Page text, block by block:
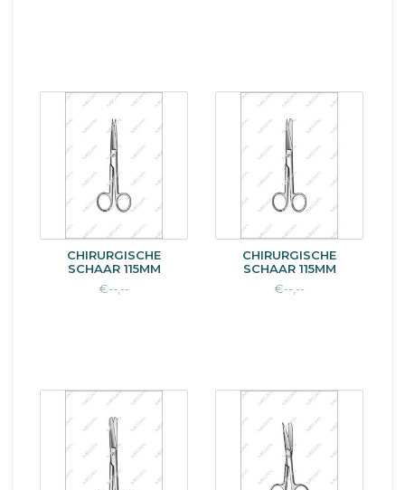
CHIRURGISCHE
SCHAAR 115MM
€--,--
CHIRURGISCHE
SCHAAR 115MM
€--,--